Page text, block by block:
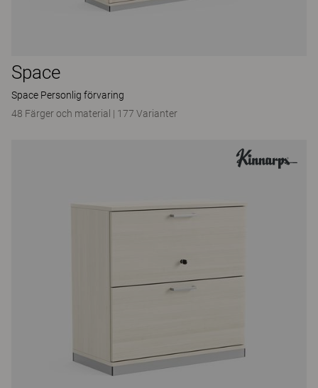
Space
Space Personlig förvaring
48 Färger och material | 177 Varianter